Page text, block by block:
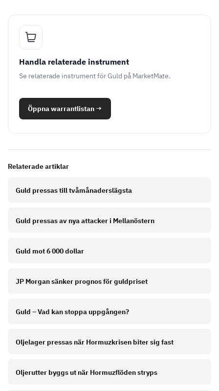
Handla relaterade instrument
Se relaterade instrument för Guld på MarketMate.
Öppna warrantlistan →
Relaterade artiklar
Guld pressas till tvåmånaderslägsta
Guld pressas av nya attacker i Mellanöstern
Guld mot 6 000 dollar
JP Morgan sänker prognos för guldpriset
Guld – Vad kan stoppa uppgången?
Oljelager pressas när Hormuzkrisen biter sig fast
Oljerutter byggs ut när Hormuzflöden stryps